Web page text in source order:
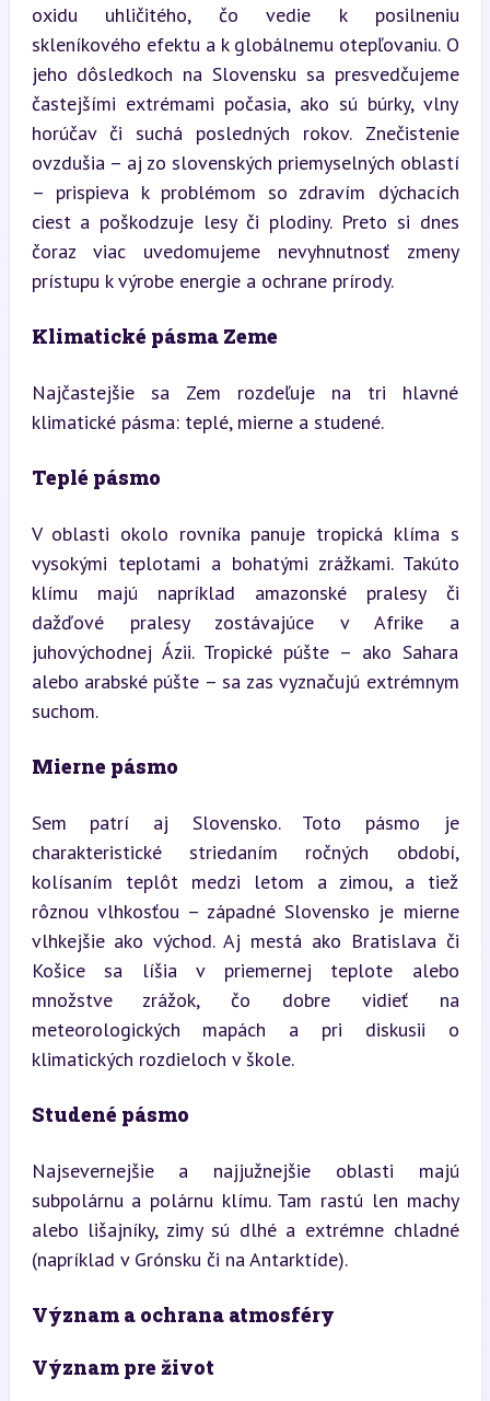
oxidu uhličitého, čo vedie k posilneniu
skleníkového efektu a k globálnemu otepľovaniu. O
jeho dôsledkoch na Slovensku sa presvedčujeme
častejšími extrémami počasia, ako sú búrky, vlny
horúčav či suchá posledných rokov. Znečistenie
ovzdušia – aj zo slovenských priemyselných oblastí
– prispieva k problémom so zdravím dýchacích
ciest a poškodzuje lesy či plodiny. Preto si dnes
čoraz viac uvedomujeme nevyhnutnosť zmeny
prístupu k výrobe energie a ochrane prírody.
Klimatické pásma Zeme
Najčastejšie sa Zem rozdeľuje na tri hlavné
klimatické pásma: teplé, mierne a studené.
Teplé pásmo
V oblasti okolo rovníka panuje tropická klíma s
vysokými teplotami a bohatými zrážkami. Takúto
klímu majú napríklad amazonské pralesy či
dažďové pralesy zostávajúce v Afrike a
juhovýchodnej Ázii. Tropické púšte – ako Sahara
alebo arabské púšte – sa zas vyznačujú extrémnym
suchom.
Mierne pásmo
Sem patrí aj Slovensko. Toto pásmo je
charakteristické striedaním ročných období,
kolísaním teplôt medzi letom a zimou, a tiež
rôznou vlhkosťou – západné Slovensko je mierne
vlhkejšie ako východ. Aj mestá ako Bratislava či
Košice sa líšia v priemernej teplote alebo
množstve zrážok, čo dobre vidieť na
meteorologických mapách a pri diskusii o
klimatických rozdieloch v škole.
Studené pásmo
Najsevernejšie a najjužnejšie oblasti majú
subpolárnu a polárnu klímu. Tam rastú len machy
alebo lišajníky, zimy sú dlhé a extrémne chladné
(napríklad v Grónsku či na Antarktíde).
Význam a ochrana atmosféry
Význam pre život